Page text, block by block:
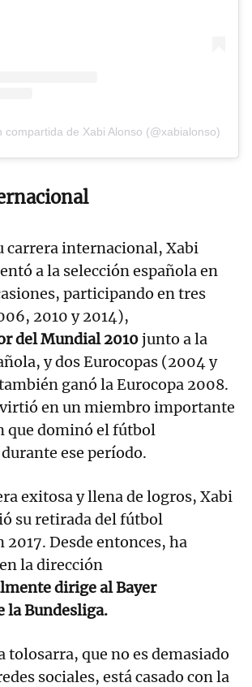
compartida de Xabi Alonso (@xabialonso)
carrera internacional, Xabi
a la selección española en
participando en tres
2010 y 2014),
del Mundial 2010junto a la
y dos Eurocopas (2004 y
ganó la Eurocopa 2008.
en un miembro importante
que dominó el fútbol
ese período.
exitosa y llena de logros, Xabi
su retirada del fútbol
Desde entonces, ha
la dirección
dirige al Bayer
la Bundesliga.
que no es demasiado
sociales, está casado con la